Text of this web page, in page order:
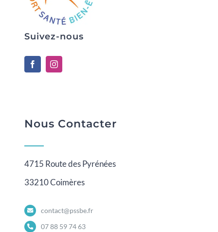
Suivez-nous
Nous Contacter
4715 Route des Pyrénées
33210 Coimères
contact@pssbe.fr
07 88 59 74 63